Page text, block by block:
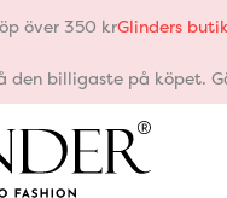
över 350 krGlinders
den billigaste på köpet.